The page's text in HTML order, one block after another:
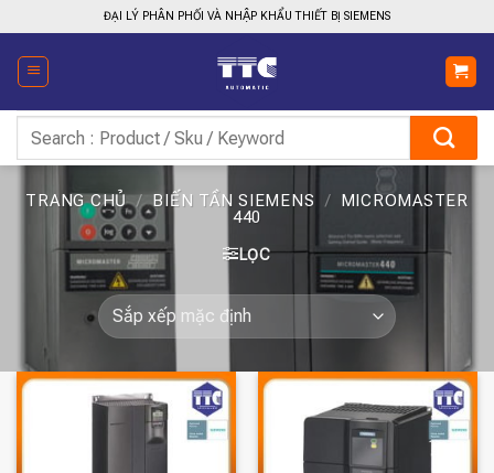
qua
nội
dung
ĐẠI LÝ PHÂN PHỐI VÀ NHẬP KHẨU THIẾT BỊ SIEMENS
kiếm:
TRANG CHỦ / BIẾN TẦN SIEMENS / MICROMASTER
440
LỌC